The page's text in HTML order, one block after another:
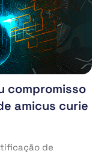
compromisso
amicus curie
de